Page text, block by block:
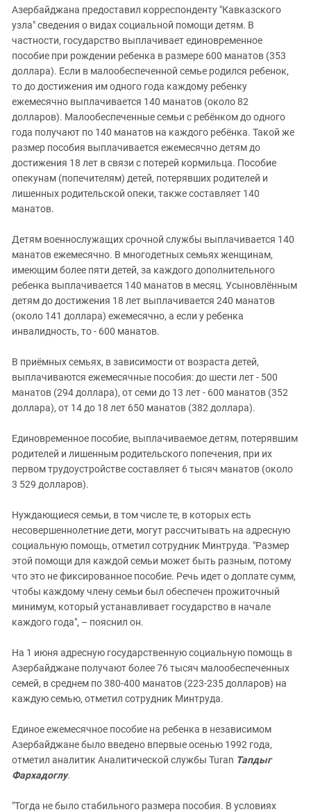
Азербайджана предоставил корреспонденту "Кавказского
узла" сведения о видах социальной помощи детям. В
частности, государство выплачивает единовременное
пособие при рождении ребенка в размере 600 манатов (353
доллара). Если в малообеспеченной семье родился ребенок,
то до достижения им одного года каждому ребенку
ежемесячно выплачивается 140 манатов (около 82
долларов). Малообеспеченные семьи с ребёнком до одного
года получают по 140 манатов на каждого ребёнка. Такой же
размер пособия выплачивается ежемесячно детям до
достижения 18 лет в связи с потерей кормильца. Пособие
опекунам (попечителям) детей, потерявших родителей и
лишенных родительской опеки, также составляет 140
манатов.
Детям военнослужащих срочной службы выплачивается 140
манатов ежемесячно. В многодетных семьях женщинам,
имеющим более пяти детей, за каждого дополнительного
ребенка выплачивается 140 манатов в месяц. Усыновлённым
детям до достижения 18 лет выплачивается 240 манатов
(около 141 доллара) ежемесячно, а если у ребенка
инвалидность, то - 600 манатов.
В приёмных семьях, в зависимости от возраста детей,
выплачиваются ежемесячные пособия: до шести лет - 500
манатов (294 доллара), от семи до 13 лет - 600 манатов (352
доллара), от 14 до 18 лет 650 манатов (382 доллара).
Единовременное пособие, выплачиваемое детям, потерявшим
родителей и лишенным родительского попечения, при их
первом трудоустройстве составляет 6 тысяч манатов (около
3 529 долларов).
Нуждающиеся семьи, в том числе те, в которых есть
несовершеннолетние дети, могут рассчитывать на адресную
социальную помощь, отметил сотрудник Минтруда. "Размер
этой помощи для каждой семьи может быть разным, потому
что это не фиксированное пособие. Речь идет о доплате сумм,
чтобы каждому члену семьи был обеспечен прожиточный
минимум, который устанавливает государство в начале
каждого года", – пояснил он.
На 1 июня адресную государственную социальную помощь в
Азербайджане получают более 76 тысяч малообеспеченных
семей, в среднем по 380-400 манатов (223-235 долларов) на
каждую семью, отметил сотрудник Минтруда.
Единое ежемесячное пособие на ребенка в независимом
Азербайджане было введено впервые осенью 1992 года,
отметил аналитик Аналитической службы Turan Тапдыг
Фархадоглу.
"Тогда не было стабильного размера пособия. В условиях